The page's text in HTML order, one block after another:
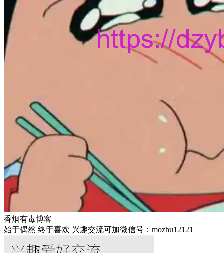
香烟有毒博客
始于偶然 终于喜欢 兴趣交流可加微信号：mozhu12121